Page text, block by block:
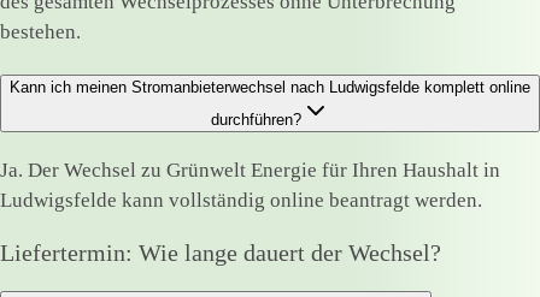
bestehen.
Kann ich meinen Stromanbieterwechsel nach Ludwigsfelde komplett online
durchführen?
Ja. Der Wechsel zu Grünwelt Energie für Ihren Haushalt in
Ludwigsfelde kann vollständig online beantragt werden.
Liefertermin: Wie lange dauert der Wechsel?